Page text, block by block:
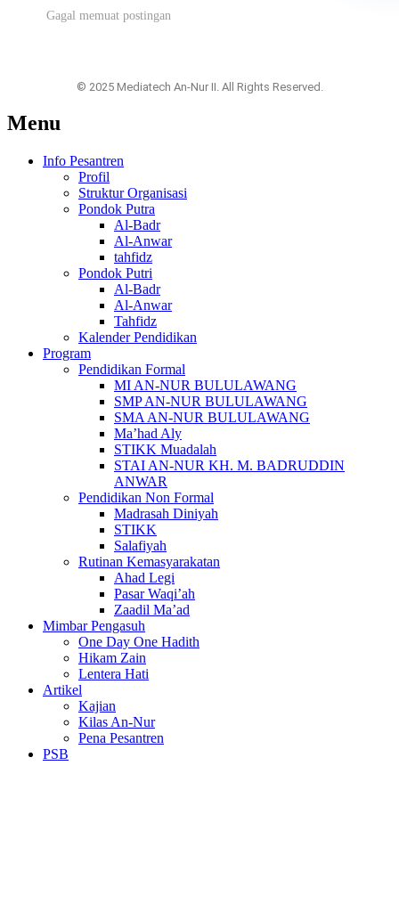
Gagal memuat postingan
© 2025 Mediatech An-Nur II. All Rights Reserved.
Menu
Info Pesantren
Profil
Struktur Organisasi
Pondok Putra
Al-Badr
Al-Anwar
tahfidz
Pondok Putri
Al-Badr
Al-Anwar
Tahfidz
Kalender Pendidikan
Program
Pendidikan Formal
MI AN-NUR BULULAWANG
SMP AN-NUR BULULAWANG
SMA AN-NUR BULULAWANG
Ma’had Aly
STIKK Muadalah
STAI AN-NUR KH. M. BADRUDDIN
ANWAR
Pendidikan Non Formal
Madrasah Diniyah
STIKK
Salafiyah
Rutinan Kemasyarakatan
Ahad Legi
Pasar Waqi’ah
Zaadil Ma’ad
Mimbar Pengasuh
One Day One Hadith
Hikam Zain
Lentera Hati
Artikel
Kajian
Kilas An-Nur
Pena Pesantren
PSB